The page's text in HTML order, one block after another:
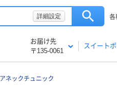
詳細設定 各
お届け先
〒135-0061
スイート
ックチュニック